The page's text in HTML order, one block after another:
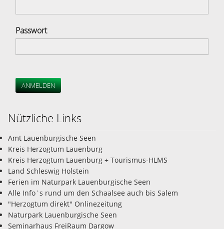
Passwort
ANMELDEN
Nützliche Links
Amt Lauenburgische Seen
Kreis Herzogtum Lauenburg
Kreis Herzogtum Lauenburg + Tourismus-HLMS
Land Schleswig Holstein
Ferien im Naturpark Lauenburgische Seen
Alle Info`s rund um den Schaalsee auch bis Salem
"Herzogtum direkt" Onlinezeitung
Naturpark Lauenburgische Seen
Seminarhaus FreiRaum Dargow